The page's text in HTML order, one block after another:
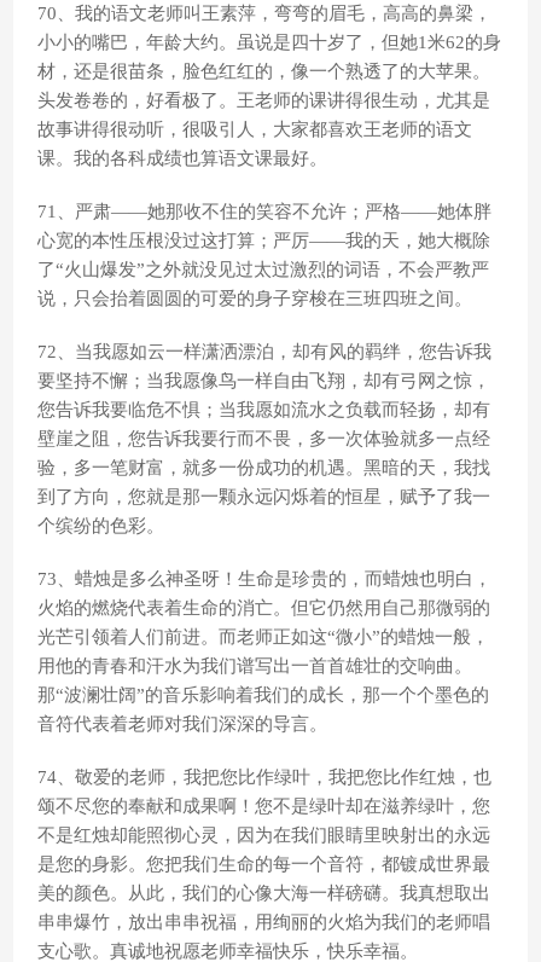
70、我的语文老师叫王素萍，弯弯的眉毛，高高的鼻梁，
小小的嘴巴，年龄大约。虽说是四十岁了，但她1米62的身
材，还是很苗条，脸色红红的，像一个熟透了的大苹果。
头发卷卷的，好看极了。王老师的课讲得很生动，尤其是
故事讲得很动听，很吸引人，大家都喜欢王老师的语文
课。我的各科成绩也算语文课最好。
71、严肃——她那收不住的笑容不允许；严格——她体胖
心宽的本性压根没过这打算；严厉——我的天，她大概除
了“火山爆发”之外就没见过太过激烈的词语，不会严教严
说，只会抬着圆圆的可爱的身子穿梭在三班四班之间。
72、当我愿如云一样潇洒漂泊，却有风的羁绊，您告诉我
要坚持不懈；当我愿像鸟一样自由飞翔，却有弓网之惊，
您告诉我要临危不惧；当我愿如流水之负载而轻扬，却有
壁崖之阻，您告诉我要行而不畏，多一次体验就多一点经
验，多一笔财富，就多一份成功的机遇。黑暗的天，我找
到了方向，您就是那一颗永远闪烁着的恒星，赋予了我一
个缤纷的色彩。
73、蜡烛是多么神圣呀！生命是珍贵的，而蜡烛也明白，
火焰的燃烧代表着生命的消亡。但它仍然用自己那微弱的
光芒引领着人们前进。而老师正如这“微小”的蜡烛一般，
用他的青春和汗水为我们谱写出一首首雄壮的交响曲。
那“波澜壮阔”的音乐影响着我们的成长，那一个个墨色的
音符代表着老师对我们深深的导言。
74、敬爱的老师，我把您比作绿叶，我把您比作红烛，也
颂不尽您的奉献和成果啊！您不是绿叶却在滋养绿叶，您
不是红烛却能照彻心灵，因为在我们眼睛里映射出的永远
是您的身影。您把我们生命的每一个音符，都镀成世界最
美的颜色。从此，我们的心像大海一样磅礴。我真想取出
串串爆竹，放出串串祝福，用绚丽的火焰为我们的老师唱
支心歌。真诚地祝愿老师幸福快乐，快乐幸福。